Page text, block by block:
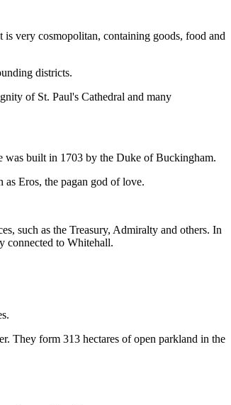
very cosmopolitan, containing goods, food and
districts.
of St. Paul's Cathedral and many
was built in 1703 by the Duke of Buckingham.
Eros, the pagan god of love.
such as the Treasury, Admiralty and others. In
connected to Whitehall.
They form 313 hectares of open parkland in the